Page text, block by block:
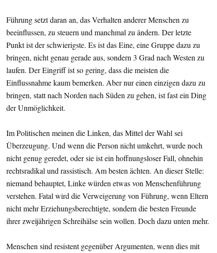
Führung setzt daran an, das Verhalten anderer Menschen zu
beeinflussen, zu steuern und manchmal zu ändern. Der letzte
Punkt ist der schwierigste. Es ist das Eine, eine Gruppe dazu zu
bringen, nicht genau gerade aus, sondern 3 Grad nach Westen zu
laufen. Der Eingriff ist so gering, dass die meisten die
Einflussnahme kaum bemerken. Aber nur einen einzigen dazu zu
bringen, statt nach Norden nach Süden zu gehen, ist fast ein Ding
der Unmöglichkeit.
Im Politischen meinen die Linken, das Mittel der Wahl sei
Überzeugung. Und wenn die Person nicht umkehrt, wurde noch
nicht genug geredet, oder sie ist ein hoffnungsloser Fall, ohnehin
rechtsradikal und rassistisch. Am besten ächten. An dieser Stelle:
niemand behauptet, Linke würden etwas von Menschenführung
verstehen. Fatal wird die Verweigerung von Führung, wenn Eltern
nicht mehr Erziehungsberechtigte, sondern die besten Freunde
ihrer zweijährigen Schreihälse sein wollen. Doch dazu unten mehr.
Menschen sind resistent gegenüber Argumenten, wenn dies mit